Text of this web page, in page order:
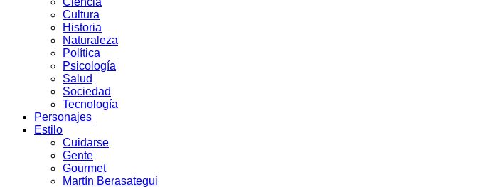
Cultura
Historia
Naturaleza
Política
Psicología
Salud
Sociedad
Tecnología
Personajes
Estilo
Cuidarse
Gente
Gourmet
Martín Berasategui